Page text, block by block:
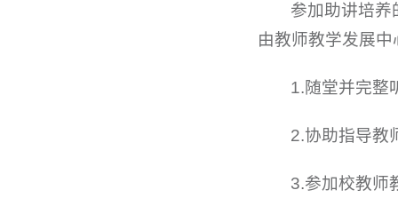
参加助讲培养
由教师教学发展
1.随堂并完整
2.协助指导教
3.参加校教师